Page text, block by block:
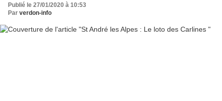
Publié le 27/01/2020 à 10:53
Par verdon-info